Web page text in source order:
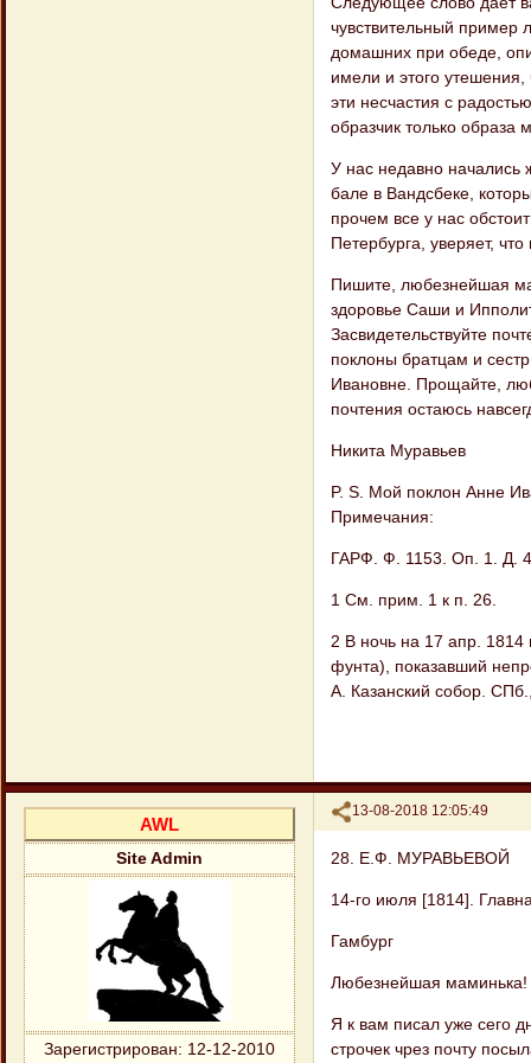
чувствительный пример
домашних при обеде,
имели и этого
эти несчастия с
образчик только
У нас недавно начались
бале в Вандсбеке,
прочем все у нас
Петербурга, уверяет,
Пишите, любезнейшая
здоровье Саши и
Засвидетельствуйте
поклоны братцам и
Ивановне. Прощайте,
почтения остаюсь
Никита Муравьев
P. S. Мой поклон Анне
Примечания:
ГАРФ. Ф. 1153. Оп. 1. Д.
1 См. прим. 1 к п. 26.
2 В ночь на 17 апр. 1814
фунта), показавший
А. Казанский собор.
Поделиться
13-08-2018 12:05:49
AWL
Site Admin
Зарегистрирован: 12-12-2010
28. Е.Ф. МУРАВЬЕВОЙ
14-го июля [1814].
Гамбург
Любезнейшая маминька!
Я к вам писал уже сего
строчек чрез почту